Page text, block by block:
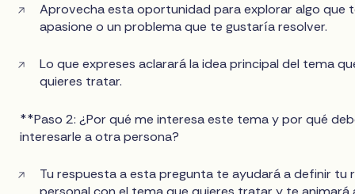
Aprovecha esta oportunidad para explorar algo que
apasione o un problema que te gustaría resolver.
Lo que expreses aclarará la idea principal del tema
quieres tratar.
**Paso 2: ¿Por qué me interesa este tema y por qué
interesarle a otra persona?
Tu respuesta a esta pregunta te ayudará a definir tu